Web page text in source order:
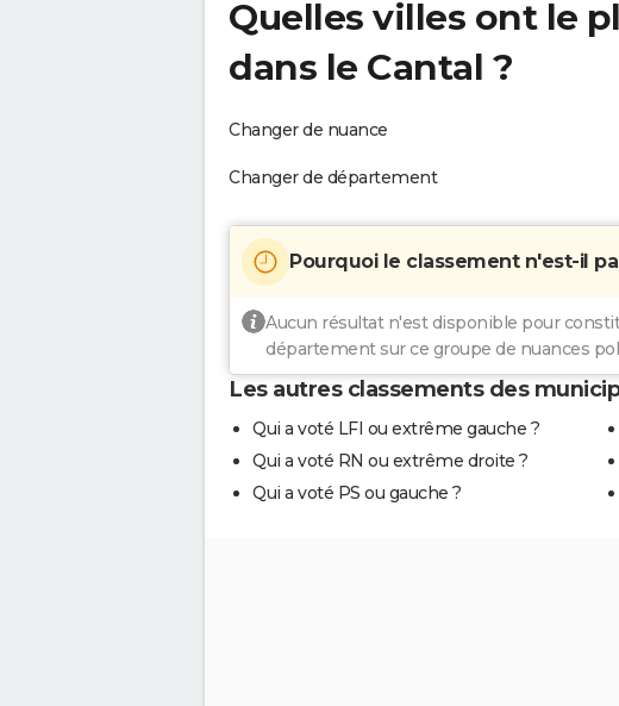
Quelles villes ont le
dans le Cantal ?
Changer de nuance
Changer de département
Pourquoi le classement n'est-il
Aucun résultat n'est disponible pour
département sur ce groupe de nuances
Les autres classements des
Qui a voté LFI ou extrême gauche ?
Qui a voté RN ou extrême droite ?
Qui a voté PS ou gauche ?